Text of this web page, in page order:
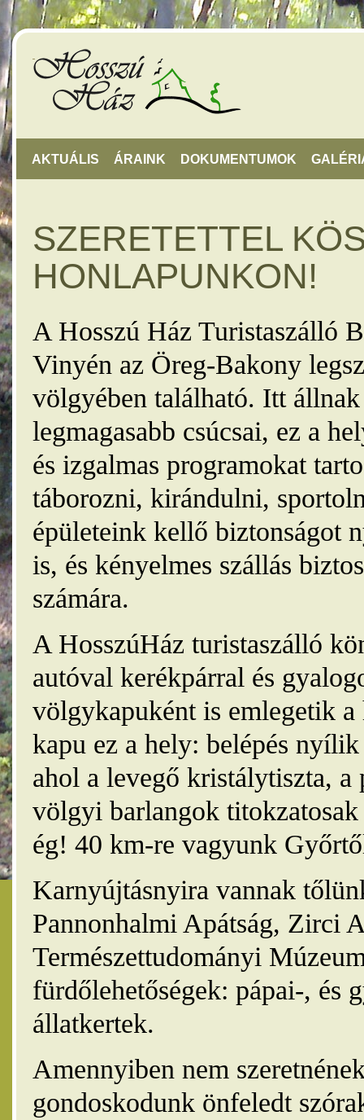
AKTUÁLIS ÁRAINK DOKUMENTUMOK
SZERETETTEL
HONLAPUNKON!
A Hosszú Ház Turistaszálló
Vinyén az Öreg-Bakony
völgyében található. Itt
legmagasabb csúcsai, ez a
és izgalmas programokat
táborozni, kirándulni,
épületeink kellő biztonságot
is, és kényelmes szállás
számára.
A HosszúHáz turistaszálló
autóval kerékpárral és
völgykapuként is emlegetik
kapu ez a hely: belépés
ahol a levegő kristálytiszta, a
völgyi barlangok
ég! 40 km-re vagyunk
Karnyújtásnyira vannak
Pannonhalmi Apátság, Zirci
Természettudományi
fürdőlehetőségek: pápai-, és
állatkertek.
Amennyiben nem
gondoskodunk önfeledt